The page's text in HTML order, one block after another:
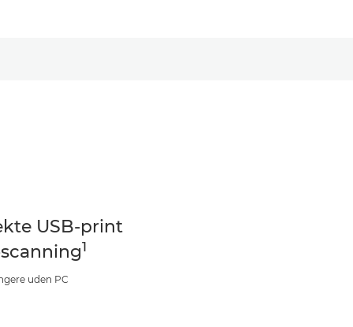
USB-print
1
uden PC